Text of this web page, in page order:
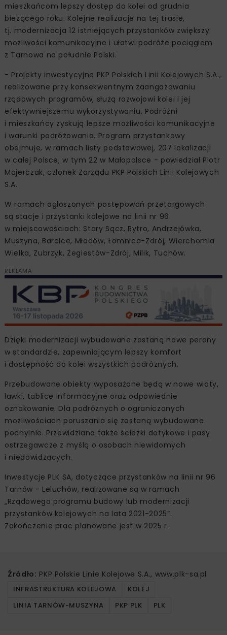
mieszkańcom lepszy dostęp do kolei od grudnia
bieżącego roku. Kolejne realizacje na tej trasie,
tj. modernizacja 12 istniejących przystanków zwiększy
możliwości komunikacyjne i ułatwi podróże pociągiem
z Tarnowa na południe Polski.
- Projekty inwestycyjne PKP Polskich Linii Kolejowych S.A.,
realizowane przy konsekwentnym zaangażowaniu
rządowych programów, służą rozwojowi kolei i jej
efektywniejszemu wykorzystywaniu. Podróżni
i mieszkańcy zyskują lepsze możliwości komunikacyjne
i warunki podróżowania. Program przystankowy
obejmuje, w ramach listy podstawowej, 207 lokalizacji
w całej Polsce, w tym 22 w Małopolsce - powiedział Piotr
Majerczak, członek Zarządu PKP Polskich Linii Kolejowych
S.A.
W ramach ogłoszonych postępowań przetargowych
są stacje i przystanki kolejowe na linii nr 96
w miejscowościach: Stary Sącz, Rytro, Andrzejówka,
Muszyna, Barcice, Młodów, Łomnica-Zdrój, Wierchomla
Wielka, Zubrzyk, Żegiestów-Zdrój, Milik, Tuchów.
REKLAMA
Dzięki modernizacji wybudowane zostaną nowe perony
w standardzie, zapewniającym lepszy komfort
i dostępność do kolei wszystkich podróżnych.
Przebudowane obiekty wyposażone będą w nowe wiaty,
ławki, tablice informacyjne oraz odpowiednie
oznakowanie. Dla podróżnych o ograniczonych
możliwościach poruszania się zostaną wybudowane
pochylnie. Przewidziano także ścieżki dotykowe i pasy
ostrzegawcze z myślą o osobach niewidomych
i niedowidzących.
Inwestycje PLK SA, dotyczące przystanków na linii nr 96
Tarnów - Leluchów, realizowane są w ramach
„Rządowego programu budowy lub modernizacji
przystanków kolejowych na lata 2021-2025”.
Zakończenie prac planowane jest w 2025 r.
Źródło: PKP Polskie Linie Kolejowe S.A., www.plk-sa.pl
INFRASTRUKTURA KOLEJOWA
KOLEJ
LINIA TARNÓW-MUSZYNA
PKP PLK PLK